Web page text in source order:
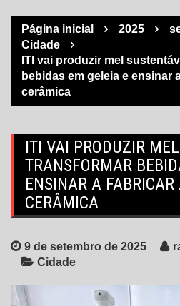
Página inicial 2025
Cidade
ITI vai produzir mel
bebidas em geleia e ensinar
cerâmica
ITI VAI PRODUZIR
TRANSFORMAR
ENSINAR A FABRICAR
CERÂMICA
9 de setembro de 2025
Cidade